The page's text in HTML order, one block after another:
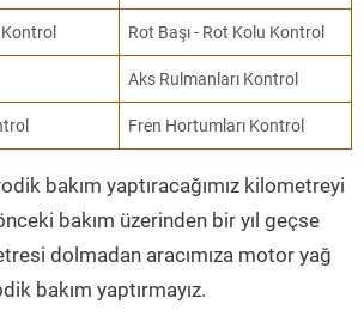
Rot Başı - Rot Kolu Kontrol
Aks Rulmanları Kontrol
Fren Hortumları Kontrol
bakım yaptıracağımız kilometreyi
bakım üzerinden bir yıl geçse
dolmadan aracımıza motor yağ
bakım yaptırmayız.